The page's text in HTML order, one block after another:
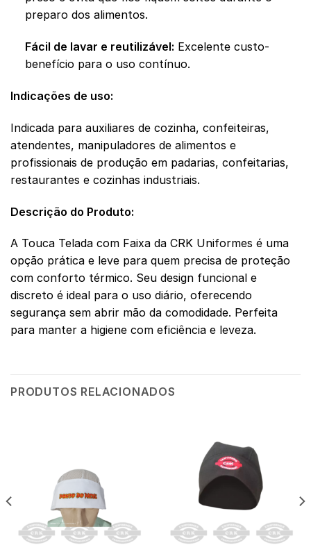
preparo dos alimentos.
Fácil de lavar e reutilizável: Excelente custo-
benefício para o uso contínuo.
Indicações de uso:
Indicada para auxiliares de cozinha, confeiteiras,
atendentes, manipuladores de alimentos e
profissionais de produção em padarias, confeitarias,
restaurantes e cozinhas industriais.
Descrição do Produto:
A Touca Telada com Faixa da CRK Uniformes é uma
opção prática e leve para quem precisa de proteção
com conforto térmico. Seu design funcional e
discreto é ideal para o uso diário, oferecendo
segurança sem abrir mão da comodidade. Perfeita
para manter a higiene com eficiência e leveza.
PRODUTOS RELACIONADOS